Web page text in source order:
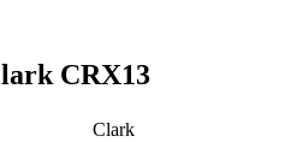
CRX13
Clark